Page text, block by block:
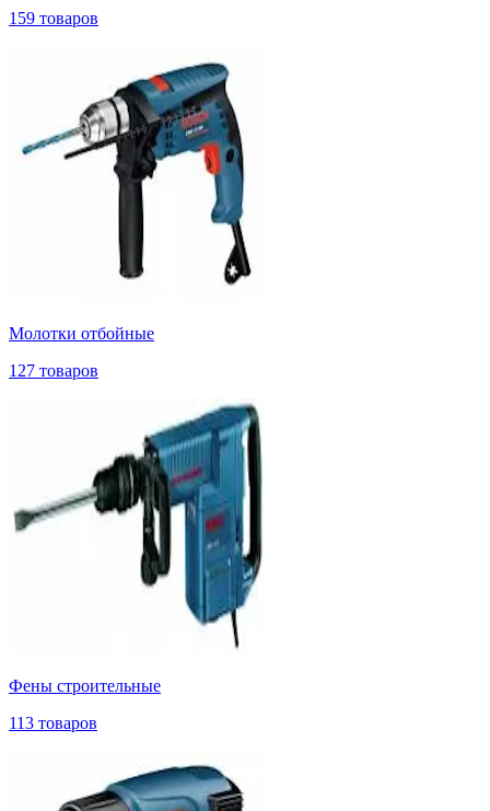
159 товаров
Молотки отбойные
127 товаров
Фены строительные
113 товаров